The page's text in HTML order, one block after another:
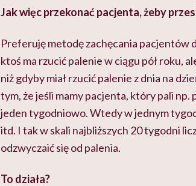
Jak więc przekonać pacjenta, żeby
Preferuję metodę zachęcania pacjentów
ktoś ma rzucić palenie w ciągu pół roku,
niż gdyby miał rzucić palenie z dnia na
tym, że jeśli mamy pacjenta, który pali
jeden tygodniowo. Wtedy w jednym
itd. I tak w skali najbliższych 20 tygodni
odzwyczaić się od palenia.
To działa?